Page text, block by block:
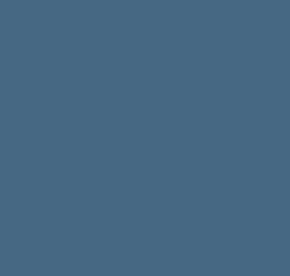
Piniginės socialinės
pakeitimo ĮSTATYMO
Klausimas, dėl kurio vyko
Piniginės socialinės paramos
]; už A -
susiję